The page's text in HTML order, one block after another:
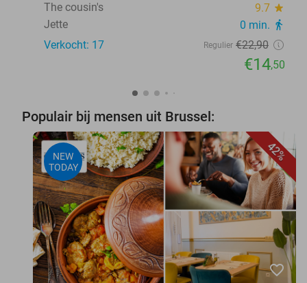
The cousin's 9.7 star
Jette 0 min. directions_walk
Verkocht: 17 Regulier €22,90
€14,50
Populair bij mensen uit Brussel:
42%
NEW
TODAY
favorite_border